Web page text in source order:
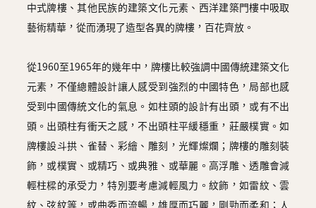
中式牌樓、其他民族的建築文化元素、西洋建築門樓中吸取
藝術精華，從而湧現了造型各異的牌樓，百花齊放。
從1960至1965年的幾年中，牌樓比較強調中國傳統建築文化
元素，不僅總體設計讓人感受到強烈的中國特色，局部也感
受到中國傳統文化的氣息。如柱頭的設計有出頭，或有不出
頭。出頭柱有衝天之感，不出頭柱平緩穩重，莊嚴樸實。如
牌樓設斗拱、雀替、彩繪、雕刻，光輝燦爛；牌樓的雕刻裝
飾，或樸實、或精巧、或典雅、或華麗。高浮雕、透雕會減
輕柱樑的承受力，特別要考慮減輕風力。紋飾，如雷紋、雲
紋、弦紋等，或曲委而流暢，雄厚而巧麗，剛勁而柔和；人